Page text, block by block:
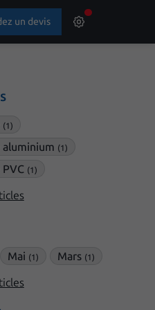
un devis
(1)
aluminium (1)
(1)
Mai (1) Mars (1)